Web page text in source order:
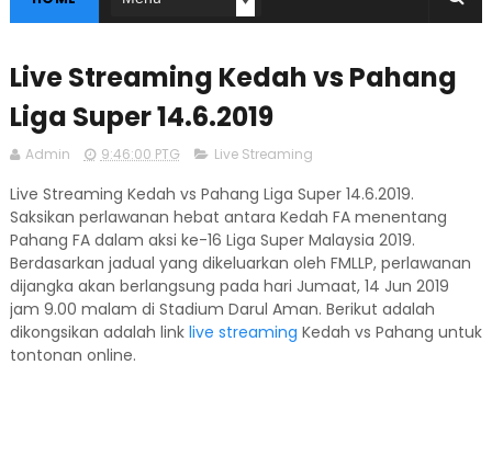
Live Streaming Kedah vs Pahang
Liga Super 14.6.2019
Admin 9:46:00 PTG Live Streaming
Live Streaming Kedah vs Pahang Liga Super 14.6.2019.
Saksikan perlawanan hebat antara Kedah FA menentang
Pahang FA dalam aksi ke-16 Liga Super Malaysia 2019.
Berdasarkan jadual yang dikeluarkan oleh FMLLP, perlawanan
dijangka akan berlangsung pada hari Jumaat, 14 Jun 2019
jam 9.00 malam di Stadium Darul Aman. Berikut adalah
dikongsikan adalah link live streaming Kedah vs Pahang untuk
tontonan online.